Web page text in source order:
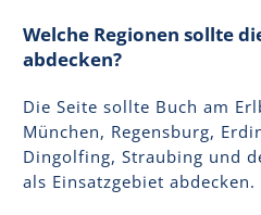
Welche Regionen sollte
abdecken?
Die Seite sollte Buch am
München, Regensburg,
Dingolfing, Straubing und
als Einsatzgebiet abdecken.